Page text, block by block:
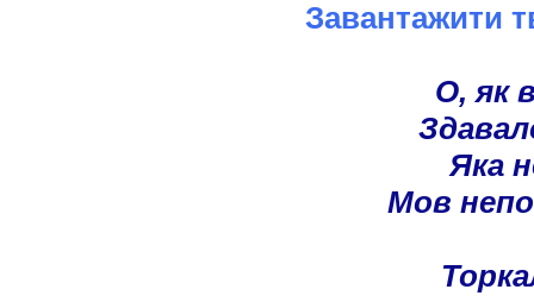
Завантажити
О, як
Яка
Мов